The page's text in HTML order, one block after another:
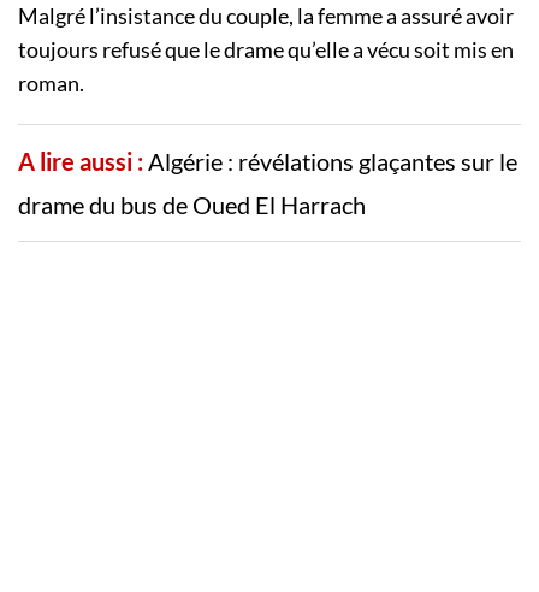
Malgré l’insistance du couple, la femme a assuré avoir
toujours refusé que le drame qu’elle a vécu soit mis en
roman.
A lire aussi :Algérie : révélations glaçantes sur le
drame du bus de Oued El Harrach